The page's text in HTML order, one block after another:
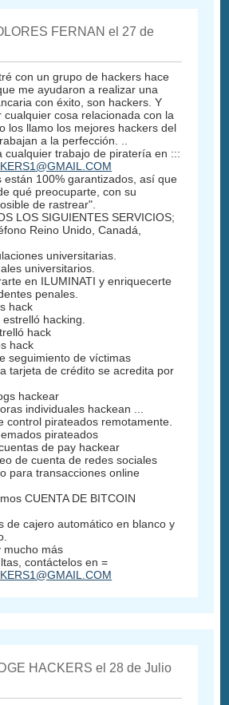
FERNAN el 27 de
con un grupo de hackers hace
me ayudaron a realizar una
con éxito, son hackers. Y
cualquier cosa relacionada con la
los llamo los mejores hackers del
a la perfección. ..
cualquier trabajo de piratería en :::
100% garantizados, así que
qué preocuparte, con su
de rastrear".
LOS SIGUIENTES SERVICIOS;
Reino Unido, Canadá,
universitarias.
universitarios.
en ILUMINATI y enriquecerte
penales.
hack
hacking.
hack
hack
seguimiento de víctimas
tarjeta de crédito se acredita por
hackear
individuales hackean ...
control pirateados remotamente.
pirateados
de pay hackear
de cuenta de redes sociales
para transacciones online
CUENTA DE BITCOIN
de cajero automático en blanco y
mucho más
contáctelos en =
HACKERS el 28 de Julio